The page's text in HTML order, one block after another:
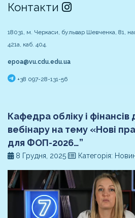
Контакти
18031, м. Черкаси, бульвар Шевченка, 81,
421а, каб. 404.
epoa@vu.cdu.edu.ua
+38 097-28-131-56
Кафедра обліку і
вебінару на тему «Нові
для ФОП-2026…”
8 Грудня, 2025 Категорія: